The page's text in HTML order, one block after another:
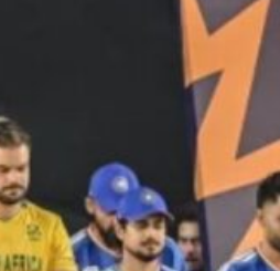
Playing XI for the Ind vs Afg Test
सुदर्शन, शुभमन गिल, ऋषभ पंत
रेड्डी, वाशिंगटन सुंदर, कुलदीप